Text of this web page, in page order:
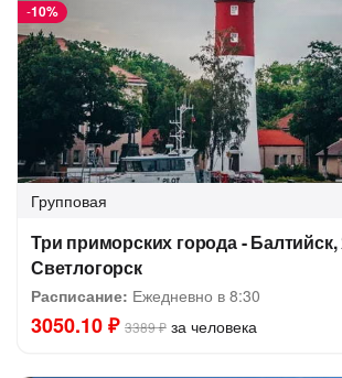
-10%
Групповая
Три приморских города -
Светлогорск
Расписание: Ежедневно в 8:30
3050.10 ₽ 3389 ₽ за человека